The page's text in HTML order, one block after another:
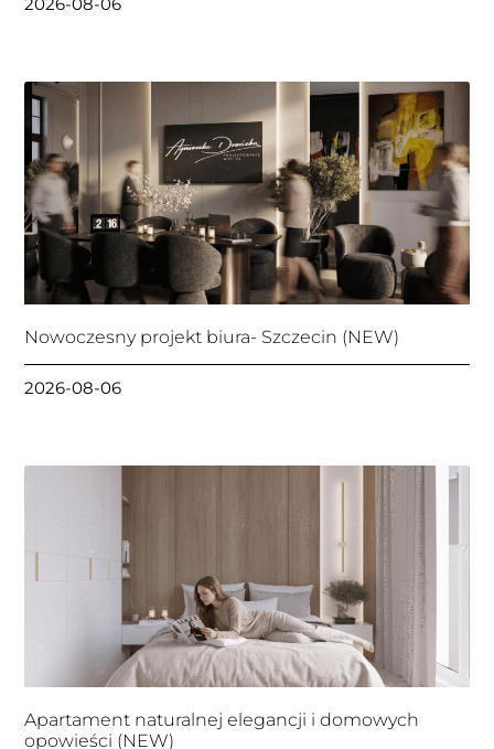
Nowoczesny projekt biura- Szczecin (NEW)
2026-08-06
Apartament naturalnej elegancji i domowych
opowieści (NEW)